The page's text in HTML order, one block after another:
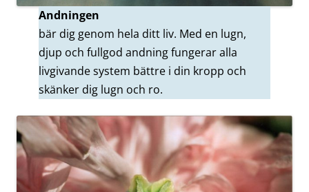
Andningen
bär dig genom hela ditt liv. Med en lugn,
djup och fullgod andning fungerar alla
livgivande system bättre i din kropp och
skänker dig lugn och ro.